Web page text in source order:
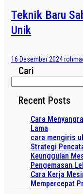
Teknik Baru
Unik
16 Desember 2024
Cari
Recent Posts
Cara
Lama
cara mengiris
Strategi
Keunggulan
Pengemasan
Cara Kerja
Mempercepat